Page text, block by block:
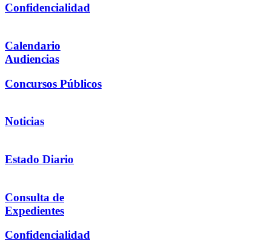
Confidencialidad
Calendario
Audiencias
Concursos Públicos
Noticias
Estado Diario
Consulta de
Expedientes
Confidencialidad